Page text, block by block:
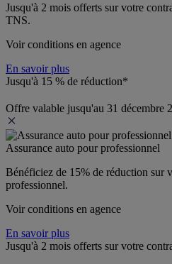
Jusqu'à 2 mois offerts sur votre
TNS.
Voir conditions en agence
En savoir plus
Jusqu'à 15 % de réduction*
Offre valable jusqu'au 31 décembre
Assurance auto pour professionnel
Bénéficiez de 15% de réduction sur
professionnel.
Voir conditions en agence
En savoir plus
Jusqu'à 2 mois offerts sur votre